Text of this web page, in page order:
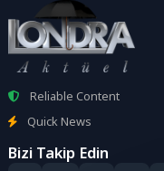
Reliable Content
Quick News
Bizi Takip Edin